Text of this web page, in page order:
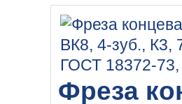
Фреза